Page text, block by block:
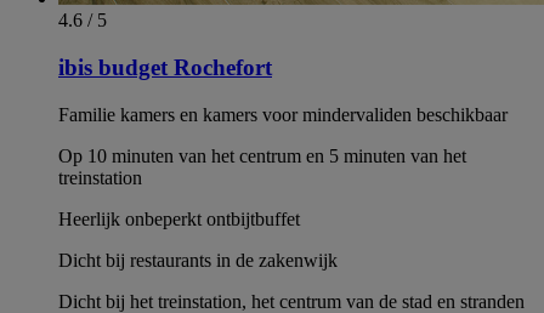
4.6 / 5
ibis budget Rochefort
Familie kamers en kamers voor mindervaliden beschikbaar
Op 10 minuten van het centrum en 5 minuten van het
treinstation
Heerlijk onbeperkt ontbijtbuffet
Dicht bij restaurants in de zakenwijk
Dicht bij het treinstation, het centrum van de stad en stranden